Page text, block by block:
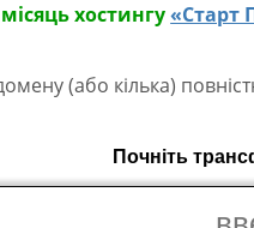
хостингу«Старт
(або кілька)
Почніть